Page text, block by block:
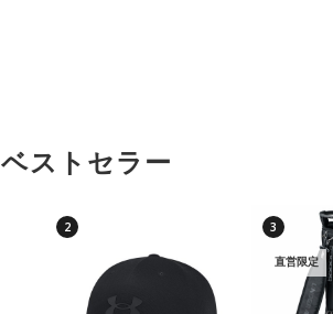
ベストセラー
2 3
直営限定